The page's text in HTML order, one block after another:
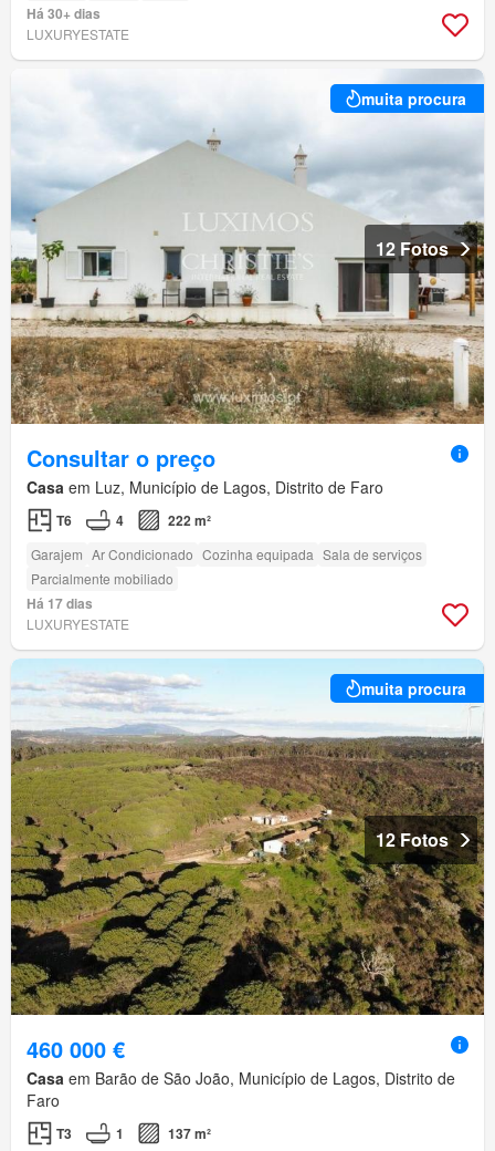
Há 30+ dias
LUXURYESTATE
muita procura
12 Fotos
Consultar o preço
Casa em Luz, Município de Lagos, Distrito de Faro
T6 4 222 m²
Garajem Ar Condicionado Cozinha equipada Sala de serviços
Parcialmente mobiliado
Há 17 dias
LUXURYESTATE
muita procura
12 Fotos
460 000 €
Casa em Barão de São João, Município de Lagos, Distrito de
Faro
T3 1
137 m²